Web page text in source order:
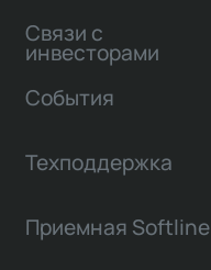
Связи с
инвесторами
События
Техподдержка
Приемная Softline